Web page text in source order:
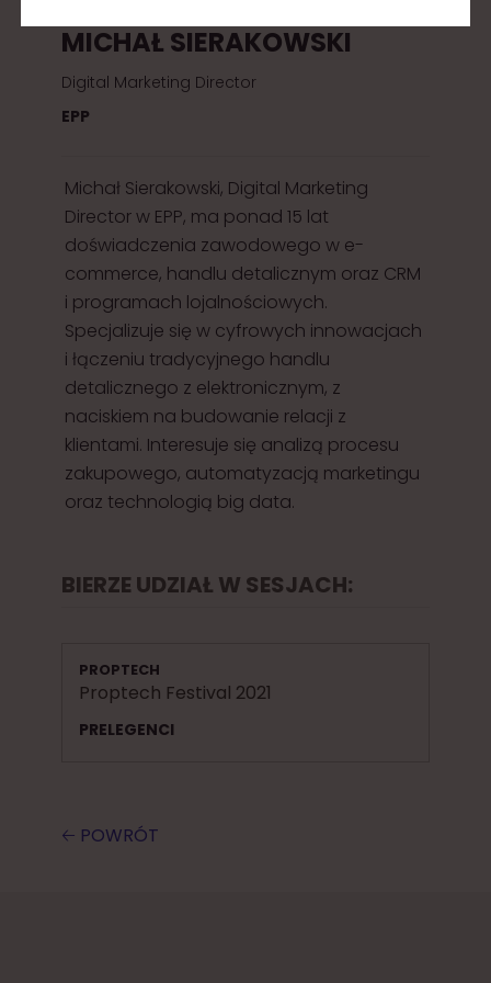
MICHAŁ SIERAKOWSKI
Digital Marketing Director
EPP
Michał Sierakowski, Digital Marketing
Director w EPP, ma ponad 15 lat
doświadczenia zawodowego w e-
commerce, handlu detalicznym oraz CRM
i programach lojalnościowych.
Specjalizuje się w cyfrowych innowacjach
i łączeniu tradycyjnego handlu
detalicznego z elektronicznym, z
naciskiem na budowanie relacji z
klientami. Interesuje się analizą procesu
zakupowego, automatyzacją marketingu
oraz technologią big data.
BIERZE UDZIAŁ W SESJACH:
PROPTECH
Proptech Festival 2021
PRELEGENCI
🡠 POWRÓT